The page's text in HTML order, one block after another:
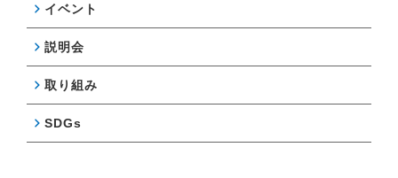
イベント
説明会
取り組み
SDGs